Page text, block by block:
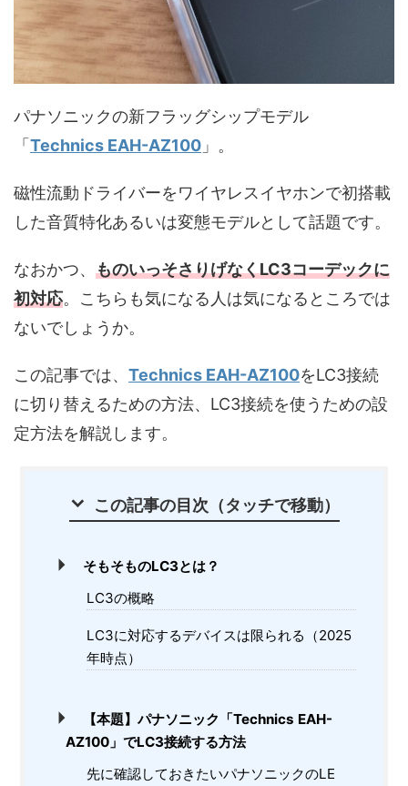
パナソニックの新フラッグシップモデル
「Technics EAH-AZ100 」。
磁性流動ドライバーをワイヤレスイヤホンで初搭載
した音質特化あるいは変態モデルとして話題です。
なおかつ、 ものいっそさりげなくLC3コーデックに
初対応。こちらも気になる人は気になるところでは
ないでしょうか。
この記事では、 Technics EAH-AZ100をLC3接続
に切り替えるための方法、LC3接続を使うための設
定方法を解説します。
この記事の目次（タッチで移動）
そもそものLC3とは？
LC3の概略
LC3に対応するデバイスは限られる（2025
年時点）
【本題】パナソニック「Technics EAH-
AZ100」でLC3接続する方法
先に確認しておきたいパナソニックのLE